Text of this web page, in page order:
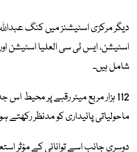
دیگر مرکزی اسٹیشنز میں کنگ
اسٹیشن، ایس ٹی سی العلیا اسٹیشن
شامل ہیں۔
112 ہزار مربع میٹر رقبے پر محیط
ماحولیاتی پائیداری کو مدنظر رکھتے
دوسری جانب اسے توانائی کے مؤثر